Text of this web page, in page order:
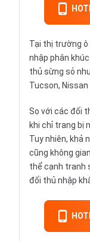
Tại thị trường
nhập phân
thủ sừng sỏ
Tucson, Nissan
So với các đối
khi chỉ trang bị
Tuy nhiên, khả
cũng không
thể cạnh tranh
đối thủ nhập